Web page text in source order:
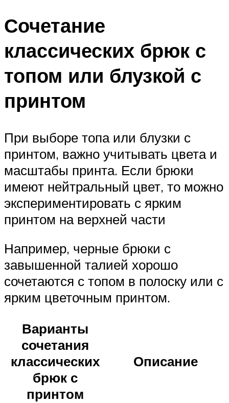
Сочетание
классических брюк с
топом или блузкой с
принтом
При выборе топа или блузки с
принтом, важно учитывать цвета и
масштабы принта. Если брюки
имеют нейтральный цвет, то можно
экспериментировать с ярким
принтом на верхней части
Например, черные брюки с
завышенной талией хорошо
сочетаются с топом в полоску или с
ярким цветочным принтом.
Варианты
сочетания
классических
брюк с
принтом
Описание